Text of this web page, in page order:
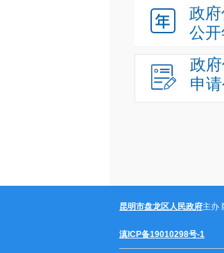
政
公
政
申
昆明市盘龙区人民政府主办
滇ICP备19010298号-1